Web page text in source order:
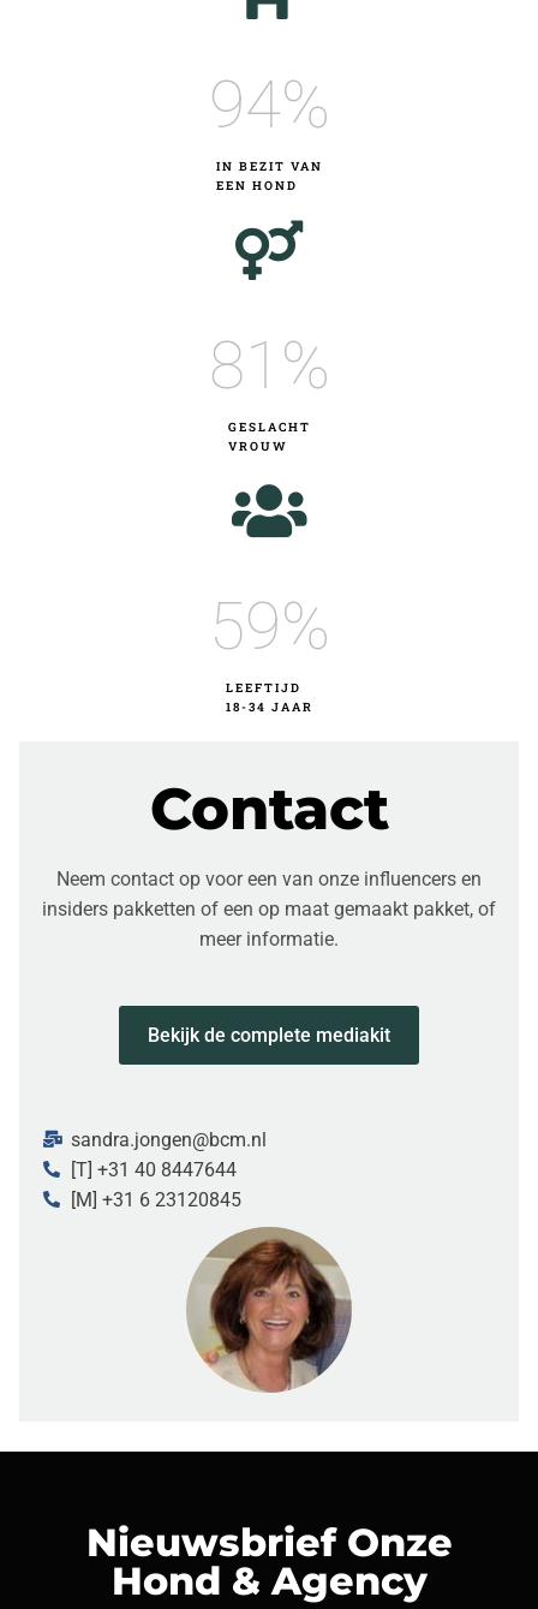
IN BEZIT VAN
EEN HOND
95%
GESLACHT
VROUW
82 %
LEEFTIJD
18-34 JAAR
60%
Contact
Neem contact op voor een van onze influencers en
insiders pakketten of een op maat gemaakt pakket, of
meer informatie.
Bekijk de complete mediakit
sandra.jongen@bcm.nl
[T] +31 40 8447644
[M] +31 6 23120845
Nieuwsbrief Onze
Hond & Agency